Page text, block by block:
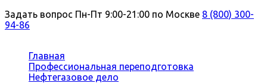
Задать вопрос Пн-Пт 9:00-21:00 по Москве 8 (800) 300-
94-86
Главная
Профессиональная переподготовка
Нефтегазовое дело